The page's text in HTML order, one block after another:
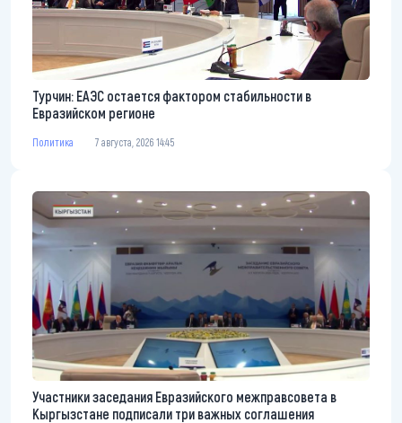
Турчин: ЕАЭС остается фактором стабильности в
Евразийском регионе
Политика 7 августа, 2026 14:45
Участники заседания Евразийского межправсовета в
Кыргызстане подписали три важных соглашения